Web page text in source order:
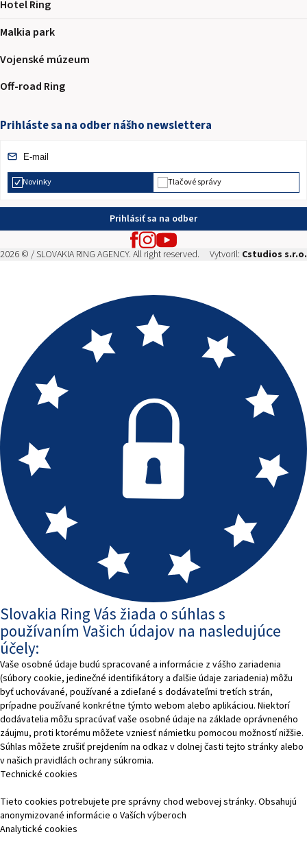
Hotel Ring
Malkia park
Vojenské múzeum
Off-road Ring
Prihláste sa na odber nášho newslettera
Novinky Tlačové správy
Prihlásiť sa na odber
2026 © / SLOVAKIA RING AGENCY. All right reserved. Vytvoril: Cstudios s.r.o.
Slovakia Ring Vás žiada o súhlas s
používaním Vašich údajov na nasledujúce
účely:
Vaše osobné údaje budú spracované a informácie z vášho zariadenia
(súbory cookie, jedinečné identifikátory a ďalšie údaje zariadenia) môžu
byť uchovávané, používané a zdieľané s dodávateľmi tretích strán,
prípadne používané konkrétne týmto webom alebo aplikáciou. Niektorí
dodávatelia môžu spracúvať vaše osobné údaje na základe oprávneného
záujmu, proti ktorému môžete vzniesť námietku pomocou možností nižšie.
Súhlas môžete zrušiť prejdením na odkaz v dolnej časti tejto stránky alebo
v našich pravidlách ochrany súkromia.
Technické cookies
Tieto cookies potrebujete pre správny chod webovej stránky. Obsahujú
anonymizované informácie o Vaších výberoch
Analytické cookies